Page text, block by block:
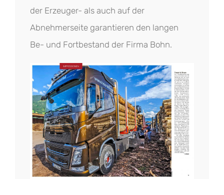
der Erzeuger- als auch auf der
Abnehmerseite garantieren den langen
Be- und Fortbestand der Firma Bohn.